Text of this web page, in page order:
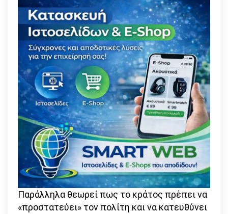
Παράλληλα θεωρεί πως το κράτος πρέπει να
«προστατεύει» τον πολίτη και να κατευθύνει